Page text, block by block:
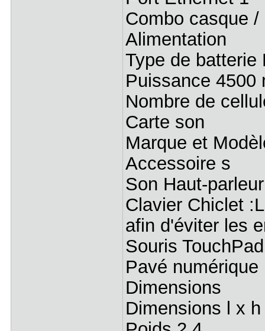
Combo casque /
Alimentation
Type de batterie
Puissance 4500
Nombre de
Carte son
Marque et
Accessoire s
Son Haut-
Clavier Chiclet
afin d'éviter les
Souris TouchPad
Pavé
Dimensions
Dimensions l x